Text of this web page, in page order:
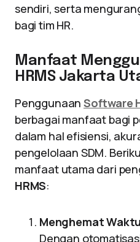
sendiri, serta
bagi tim HR.
Manfaat
HRMS Jakarta
PenggunaanSoftware
berbagai manfaat bagi
dalam hal efisiensi,
pengelolaan SDM.
manfaat utama dari
HRMS:
Menghemat
Dengan